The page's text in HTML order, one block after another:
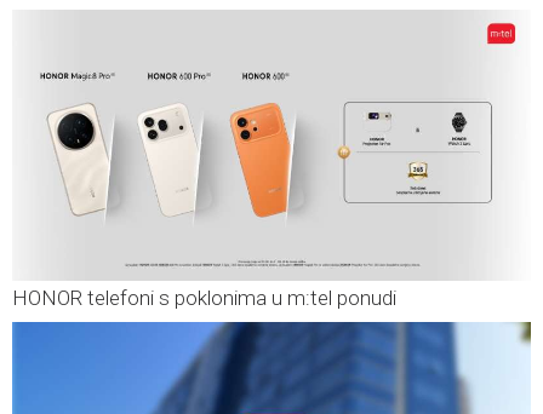
HONOR telefoni s poklonima u m:tel ponudi